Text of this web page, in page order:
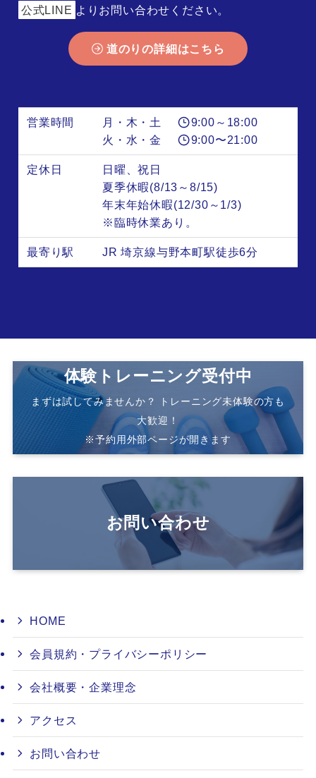
公式LINE よりお問い合わせください。
道のりの詳細はこちら
営業時間 月・木・土
9:00～18:00
火・水・金
9:00〜21:00
定休日
日曜、祝日
夏季休暇(8/13～8/15)
年末年始休暇(12/30～1/3)
※臨時休業あり。
最寄り駅 JR 埼京線与野本町駅徒歩6分
体験トレーニング受付中
まずは試してみませんか？ トレーニング未体験の方も
大歓迎！
※予約用外部ページが開きます
お問い合わせ
HOME
会員規約・プライバシーポリシー
会社概要・企業理念
アクセス
お問い合わせ